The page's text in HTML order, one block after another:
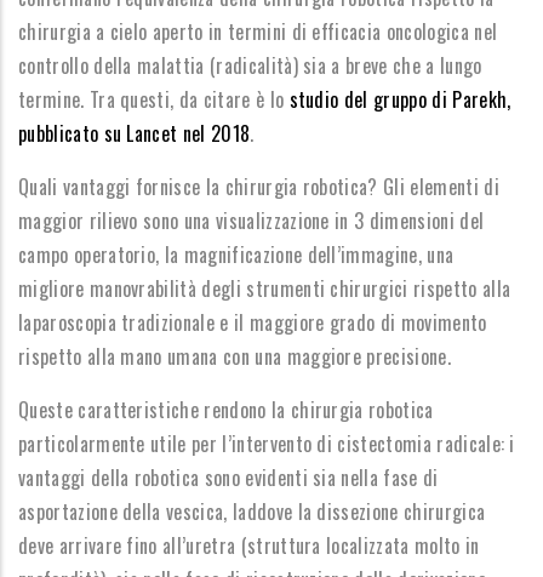
chirurgia a cielo aperto in termini di efficacia oncologica nel
controllo della malattia (radicalità) sia a breve che a lungo
termine. Tra questi, da citare è lo studio del gruppo di Parekh,
pubblicato su Lancet nel 2018.
Quali vantaggi fornisce la chirurgia robotica? Gli elementi di
maggior rilievo sono una visualizzazione in 3 dimensioni del
campo operatorio, la magnificazione dell’immagine, una
migliore manovrabilità degli strumenti chirurgici rispetto alla
laparoscopia tradizionale e il maggiore grado di movimento
rispetto alla mano umana con una maggiore precisione.
Queste caratteristiche rendono la chirurgia robotica
particolarmente utile per l’intervento di cistectomia radicale: i
vantaggi della robotica sono evidenti sia nella fase di
asportazione della vescica, laddove la dissezione chirurgica
deve arrivare fino all’uretra (struttura localizzata molto in